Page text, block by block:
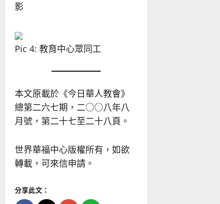
影
Pic 4: 教育中心眾同工
本文原載於《今日華人教會》
總第二六七期，二○○八年八
月號，第二十七至二十八頁。
世界華福中心版權所有，如欲
轉載，可來信申請。
分享此文：